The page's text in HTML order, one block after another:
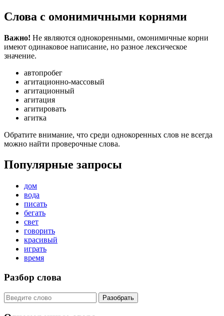
Слова с омонимичными корнями
Важно! Не являются однокоренными, омонимичные корни
имеют одинаковое написание, но разное лексическое
значение.
автопробег
агитационно-массовый
агитационный
агитация
агитировать
агитка
Обратите внимание, что среди однокоренных слов не всегда
можно найти проверочные слова.
Популярные запросы
дом
вода
писать
бегать
свет
говорить
красивый
играть
время
Разбор слова
Разобрать